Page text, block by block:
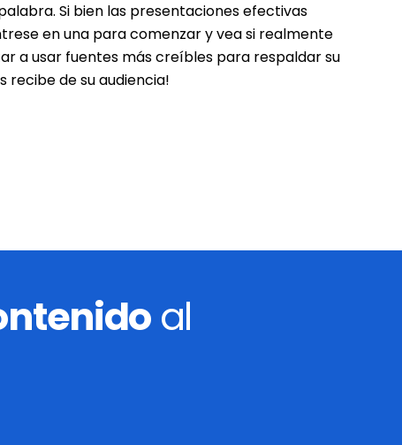
Si bien las presentaciones efectivas
en una para comenzar y vea si realmente
a usar fuentes más creíbles para respaldar su
recibe de su audiencia!
al